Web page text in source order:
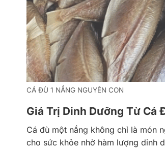
CÁ ĐÙ 1 NẮNG NGUYÊN CON
Giá Trị Dinh Dưỡng Từ Cá
Cá đù một nắng không chỉ là món
cho sức khỏe nhờ hàm lượng dinh